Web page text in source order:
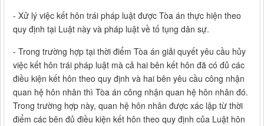
- Xử lý việc kết hôn trái pháp luật được Tòa án thực hiện theo
quy định tại Luật này và pháp luật về tố tụng dân sự.
- Trong trường hợp tại thời điểm Tòa án giải quyết yêu cầu hủy
việc kết hôn trái pháp luật mà cả hai bên kết hôn đã có đủ các
điều kiện kết hôn theo quy định và hai bên yêu cầu công nhận
quan hệ hôn nhân thì Tòa án công nhận quan hệ hôn nhân đó.
Trong trường hợp này, quan hệ hôn nhân được xác lập từ thời
điểm các bên đủ điều kiện kết hôn theo quy định của Luật hôn